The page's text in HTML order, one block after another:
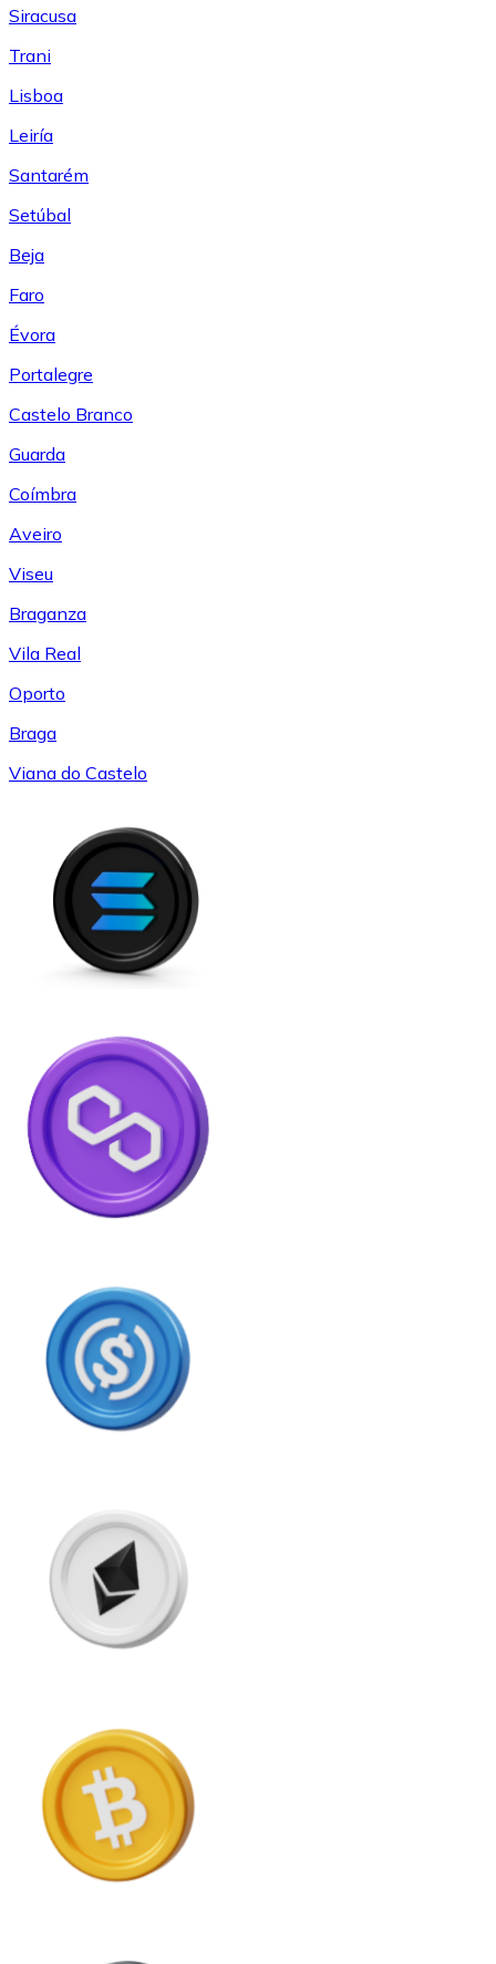
Siracusa
Trani
Lisboa
Leiría
Santarém
Setúbal
Beja
Faro
Évora
Portalegre
Castelo Branco
Guarda
Coímbra
Aveiro
Viseu
Braganza
Vila Real
Oporto
Braga
Viana do Castelo